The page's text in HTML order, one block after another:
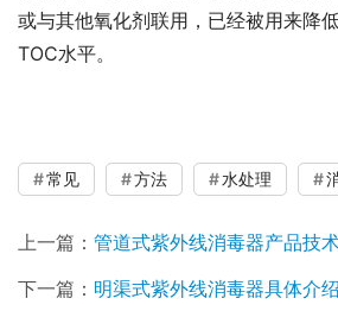
或与其他氧化剂联用，已经被用来降
TOC水平。
常见 方法 水处理
上一篇： 管道式紫外线消毒器产品技
下一篇： 明渠式紫外线消毒器具体介绍